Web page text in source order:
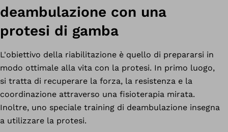
deambulazione con una
protesi di gamba
L'obiettivo della riabilitazione è quello di prepararsi in
modo ottimale alla vita con la protesi. In primo luogo,
si tratta di recuperare la forza, la resistenza e la
coordinazione attraverso una fisioterapia mirata.
Inoltre, uno speciale training di deambulazione insegna
a utilizzare la protesi.